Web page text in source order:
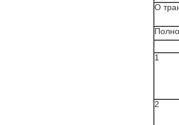
О
1
2